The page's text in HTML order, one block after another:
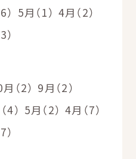
） 5月（1） 4月（2）
）
（2） 9月（2）
4） 5月（2） 4月（7）
）